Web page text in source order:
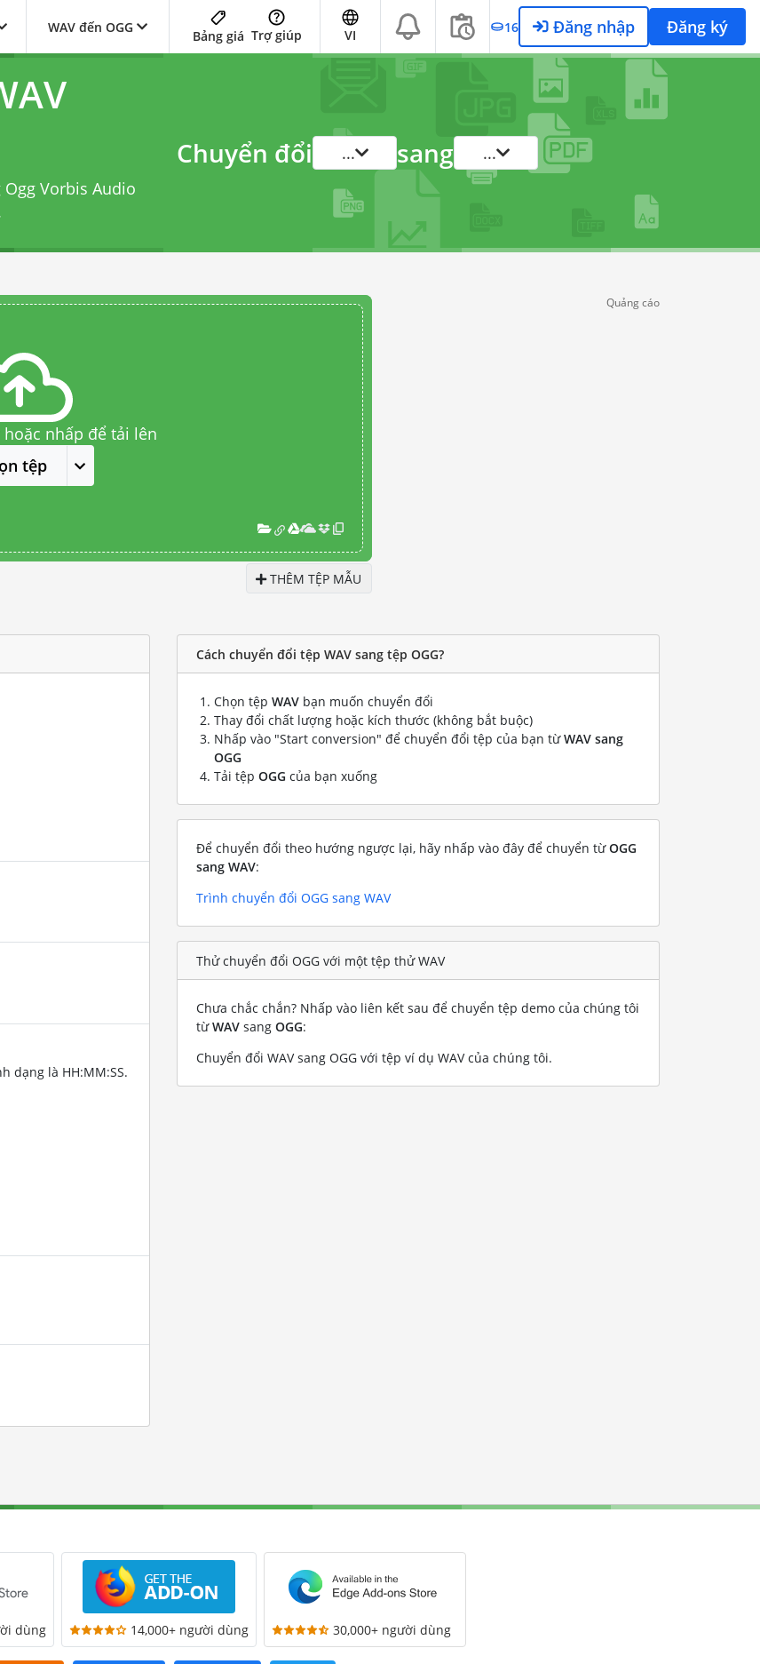
WAV đến OGG
Bảng giá Trợ giúp VI 16 Đăng nhập Đăng ký
Vorbis Audio
Chuyển đổi ... sang ...
nhấp để tải lên
tệp
THÊM TỆP MẪU
Quảng cáo
dạng là HH:MM:SS.
Cách chuyển đổi tệp WAV sang tệp OGG?
Chọn tệp WAV bạn muốn chuyển đổi
Thay đổi chất lượng hoặc kích thước (không bắt buộc)
Nhấp vào "Start conversion" để chuyển đổi tệp của bạn từWAV sang
OGG
Tải tệp OGG của bạn xuống
Để chuyển đổi theo hướng ngược lại, hãy nhấp vào đây để chuyển từOGG
sang WAV:
Trình chuyển đổi OGG sang WAV
Thử chuyển đổi OGG với một tệp thử WAV
Chưa chắc chắn? Nhấp vào liên kết sau để chuyển tệp demo của chúng tôi
từWAV sang OGG:
Chuyển đổi WAV sang OGG với tệp ví dụ WAV của chúng tôi.
dùng 14,000+ người dùng 30,000+ người dùng